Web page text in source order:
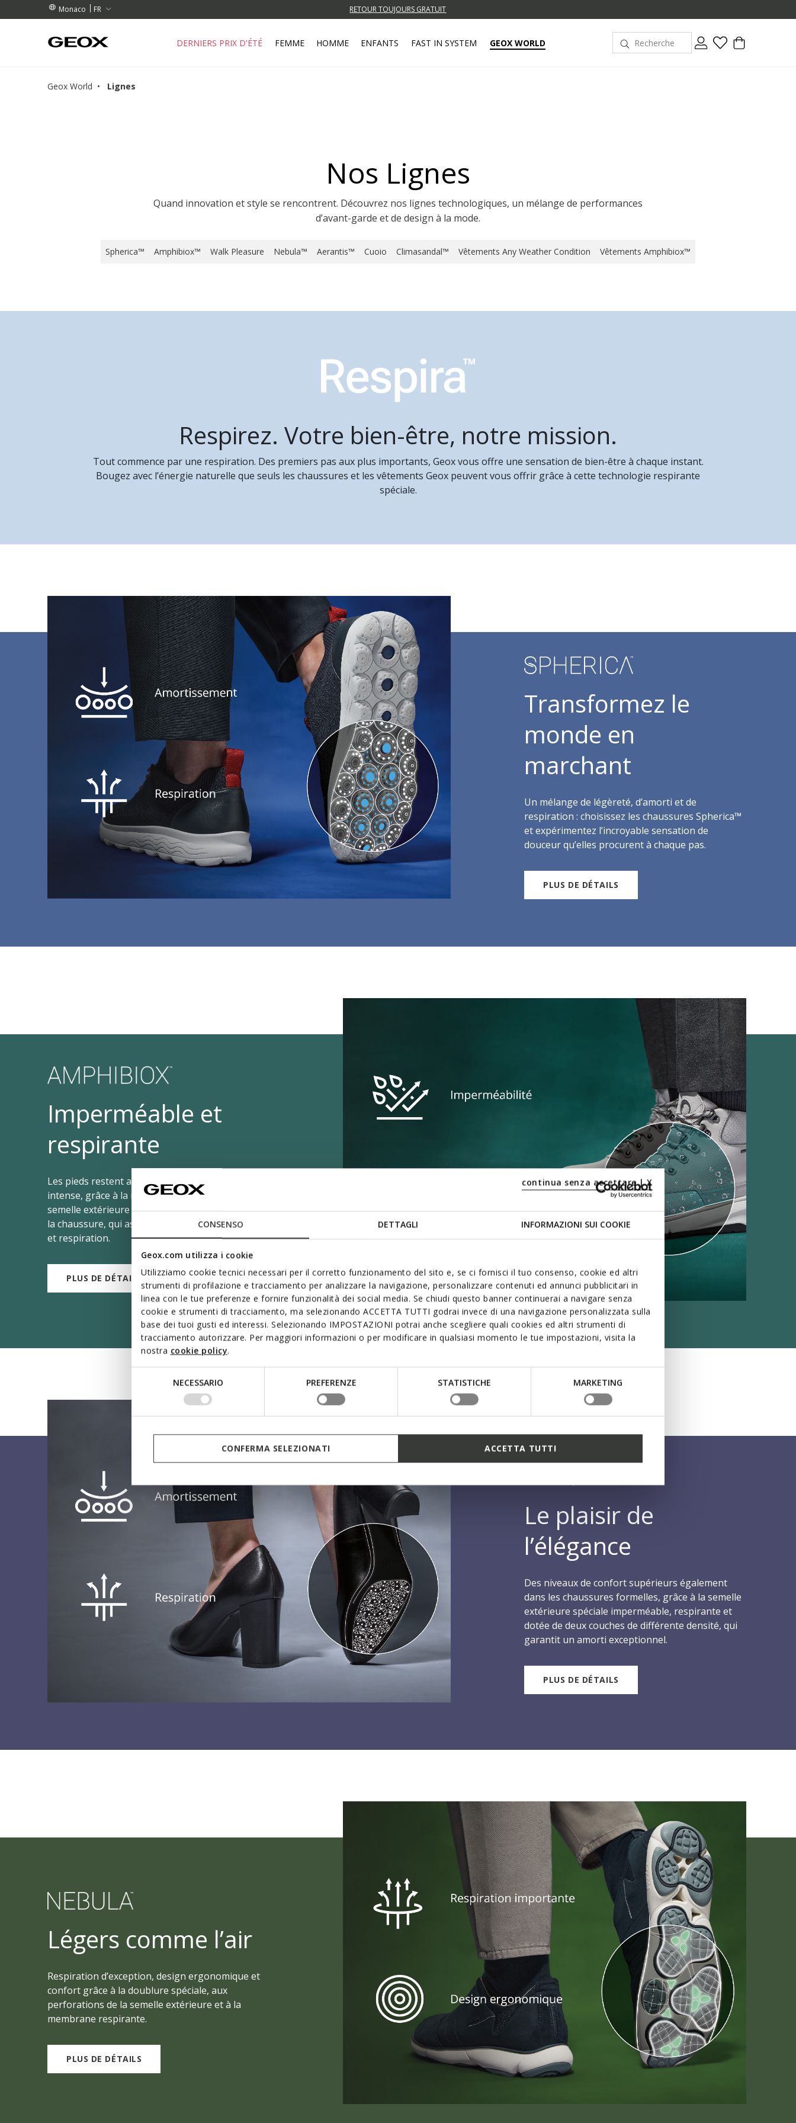
CONSENSO DETTAGLI INFORMAZIONI SUI COOKIE
Geox.com utilizza i cookie
Utilizziamo cookie tecnici necessari per il corretto funzionamento del sito e, se ci fornisci il tuo consenso, cookie ed altri
strumenti di profilazione e tracciamento per analizzare la navigazione, personalizzare contenuti ed annunci pubblicitari in
linea con le tue preferenze e fornire funzionalità dei social media. Se chiudi questo banner continuerai a navigare senza
cookie e strumenti di tracciamento, ma selezionando ACCETTA TUTTI godrai invece di una navigazione personalizzata sulla
base dei tuoi gusti ed interessi. Selezionando IMPOSTAZIONI potrai anche scegliere quali cookies ed altri strumenti di
tracciamento autorizzare. Per maggiori informazioni o per modificare in qualsiasi momento le tue impostazioni, visita la
nostra cookie policy.
consenso
NECESSARIO PREFERENZE STATISTICHE MARKETING
continua senza accettare | X
CONFERMA SELEZIONATI ACCETTA TUTTI
Monaco FR
DE PLUS DE 90.00 € RETOUR TOUJOURS GRATUIT
DE PLUS DE 90.00 €
DERNIERS PRIX D'ÉTÉ FEMME HOMME ENFANTS FAST IN SYSTEM GEOX WORLD
Geox World Lignes
Nos Lignes
Quand innovation et style se rencontrent. Découvrez nos lignes technologiques, un mélange de performances
d’avant-garde et de design à la mode.
Spherica™ Amphibiox™ Walk Pleasure Nebula™ Aerantis™ Cuoio Climasandal™ Vêtements Any Weather Condition Vêtements Amphibiox™
Respirez. Votre bien-être, notre mission.
Tout commence par une respiration. Des premiers pas aux plus importants, Geox vous offre une sensation de bien-être à chaque instant.
Bougez avec l’énergie naturelle que seuls les chaussures et les vêtements Geox peuvent vous offrir grâce à cette technologie respirante
spéciale.
Transformez le
monde en
marchant
Un mélange de légèreté, d’amorti et de
respiration : choisissez les chaussures Spherica™
et expérimentez l’incroyable sensation de
douceur qu’elles procurent à chaque pas.
PLUS DE DÉTAILS
Imperméable et
respirante
Les pieds restent au sec même en cas de pluie
intense, grâce à la membrane présente dans la
semelle extérieure et sur la partie supérieure de
la chaussure, qui assure imperméabilité maximale
et respiration.
PLUS DE DÉTAILS
Le plaisir de
l’élégance
Des niveaux de confort supérieurs également
dans les chaussures formelles, grâce à la semelle
extérieure spéciale imperméable, respirante et
dotée de deux couches de différente densité, qui
garantit un amorti exceptionnel.
PLUS DE DÉTAILS
Légers comme l’air
Respiration d’exception, design ergonomique et
confort grâce à la doublure spéciale, aux
perforations de la semelle extérieure et à la
membrane respirante.
PLUS DE DÉTAILS